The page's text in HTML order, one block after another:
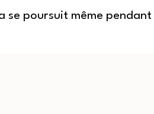
se poursuit même